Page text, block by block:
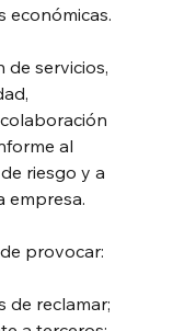
económicas.
servicios,
al
riesgo y a
empresa.
provocar:
de reclamar;